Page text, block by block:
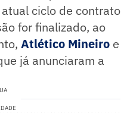
ciclo de contrato
for finalizado, ao
Atlético Mineiro e
já anunciaram a